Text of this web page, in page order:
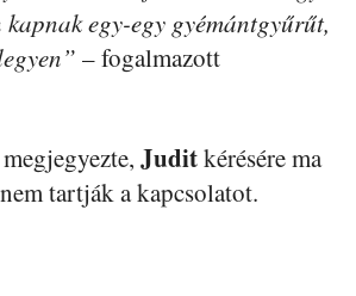
egy-egy gyémántgyűrűt,
– fogalmazott
Juditkérésére ma
tartják a kapcsolatot.